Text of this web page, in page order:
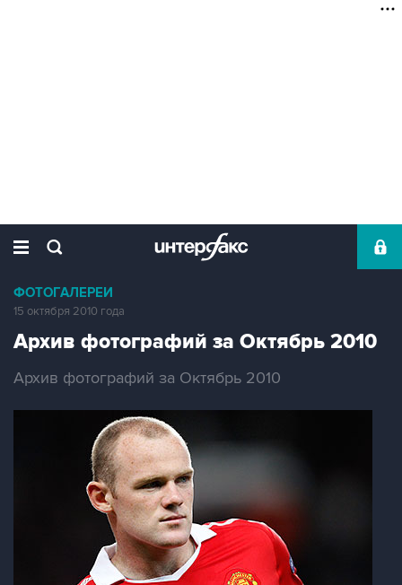
ФОТОГАЛЕРЕИ
15 октября 2010 года
Архив фотографий за Октябрь 2010
Архив фотографий за Октябрь 2010